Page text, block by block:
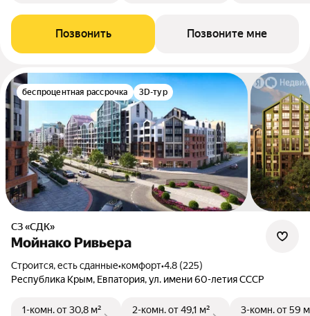
Позвонить Позвоните мне
беспроцентная рассрочка 3D-тур
СЗ «СДК»
Мойнако Ривьера
Строится, есть сданные•комфорт•4.8 (225)
Республика Крым, Евпатория, ул. имени 60-летия СССР
1-комн.от 30,8 м²
2-комн.от 49,1 м²
3-комн.от 59